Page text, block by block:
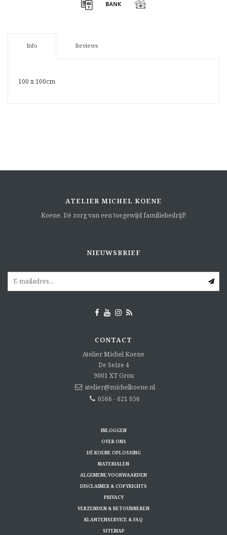
Info Reviews
100 x 100cm
ATELIER MICHEL KOENE
Koene. Dé zorg van een toegewijd familiebedrijf!
NIEUWSBRIEF
CONTACT
Atelier Michel Koene
De Seize 4
9001 XT Grou
atelier@michelkoene.nl
0566 - 621 056
INLOGGEN
OVER ONS
DÉ KOENE OPLOSSING
MATERIALEN
ALGEMENE VOORWAARDEN
DISCLAIMER & COPYRIGHTS
PRIVACY
VERZENDEN & RETOURNEREN
KLANTENSERVICE & FAQ
SITEMAP